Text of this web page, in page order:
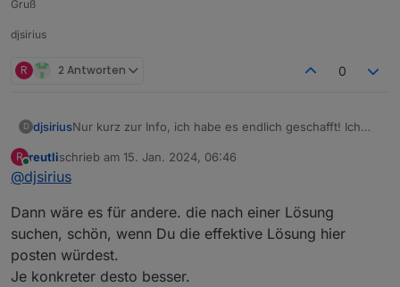
Gruß
djsirius
R 2 Antworten 0
D djsiriusNur kurz zur Info, ich habe es endlich geschafft! Ich
Fritzbox getauscht habe, übernommen. Dort war der
Vielen Dank an alle, die mir geholfen haben!
R
Online
reutlischrieb am 15. Jan. 2024, 06:46
zuletzt editiert von
@djsirius
Dann wäre es für andere. die nach einer Lösung
suchen, schön, wenn Du die effektive Lösung hier
posten würdest.
Je konkreter desto besser.